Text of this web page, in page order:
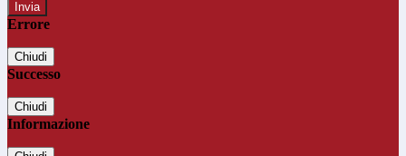
Errore
Chiudi
Successo
Chiudi
Informazione